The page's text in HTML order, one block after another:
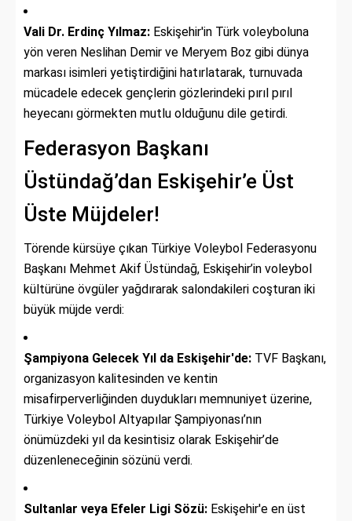
Vali Dr. Erdinç Yılmaz: Eskişehir'in Türk voleyboluna
yön veren Neslihan Demir ve Meryem Boz gibi dünya
markası isimleri yetiştirdiğini hatırlatarak, turnuvada
mücadele edecek gençlerin gözlerindeki pırıl pırıl
heyecanı görmekten mutlu olduğunu dile getirdi.
Federasyon Başkanı
Üstündağ’dan Eskişehir’e Üst
Üste Müjdeler!
Törende kürsüye çıkan Türkiye Voleybol Federasyonu
Başkanı Mehmet Akif Üstündağ, Eskişehir’in voleybol
kültürüne övgüler yağdırarak salondakileri coşturan iki
büyük müjde verdi:
Şampiyona Gelecek Yıl da Eskişehir'de: TVF Başkanı,
organizasyon kalitesinden ve kentin
misafirperverliğinden duydukları memnuniyet üzerine,
Türkiye Voleybol Altyapılar Şampiyonası’nın
önümüzdeki yıl da kesintisiz olarak Eskişehir’de
düzenleneceğinin sözünü verdi.
Sultanlar veya Efeler Ligi Sözü: Eskişehir'e en üst